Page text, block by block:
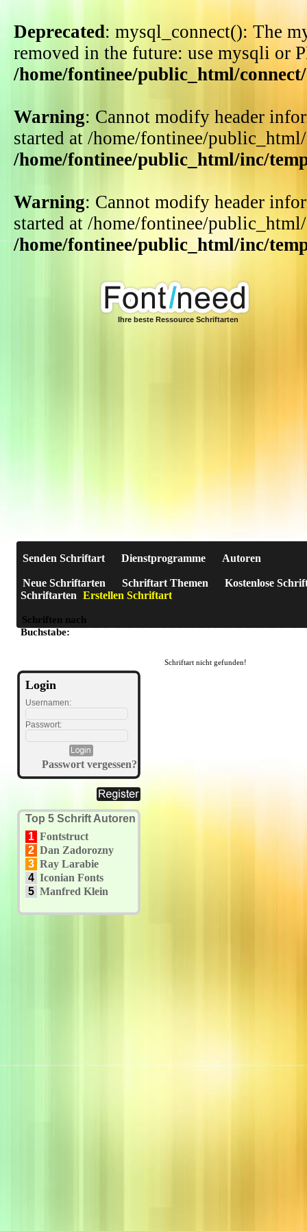
Deprecated: mysql_connect(): The
removed in the future: use mysqli or
/home/fontinee/public_html/
Warning: Cannot modify header
started at /home/fontinee/
/home/fontinee/public_html/inc/
Warning: Cannot modify header
started at /home/fontinee/
/home/fontinee/public_html/inc/
Ihre beste Ressource Schriftarten
Senden Schriftart Dienstprogramme Autoren
Neue Schriftarten Schriftart Themen
Kostenlose
Schriftarten Erstellen Schriftart
Schriften nach
Buchstabe: A B C D E F G H I J K L M N O P Q R S T U
Login
Usernamen:
Passwort:
Passwort vergessen?
Top 5 Schrift Autoren
1 Fontstruct
2 Dan Zadorozny
3 Ray Larabie
4 Iconian Fonts
5 Manfred Klein
Schriftart nicht gefunden!